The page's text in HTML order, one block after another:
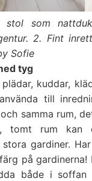
stol som
2. Fint
Sofie
tyg
kuddar,
till
samma rum,
tomt rum kan
gardiner.
på gardinerna!
både i soffan